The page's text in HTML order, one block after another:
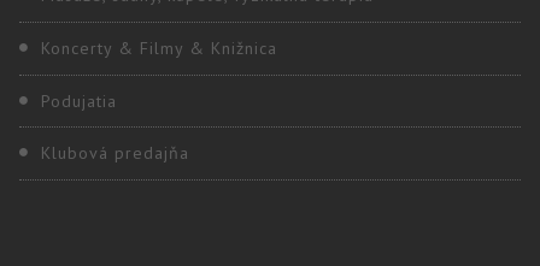
Koncerty & Filmy & Knižnica
Podujatia
Klubová predajňa